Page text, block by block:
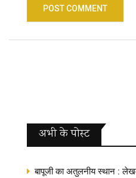
अभी के पोस्‍ट
बापूजी का अतुलनीय स्थान :